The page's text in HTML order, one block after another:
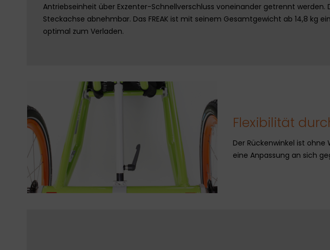
Antriebseinheit über Exzenter-Schnellverschluss voneinander getrennt werden.
Steckachse abnehmbar. Das FREAK ist mit seinem Gesamtgewicht ab 14,8 kg
optimal zum Verladen.
Flexibilität
Der Rückenwinkel ist
eine Anpassung an sich